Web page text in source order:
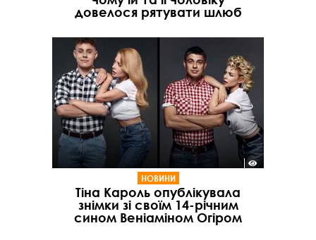
довелося рятувати шлюб
НОВИНИ
Тіна Кароль опублікувала
знімки зі своїм 14-річним
сином Веніаміном Огіром